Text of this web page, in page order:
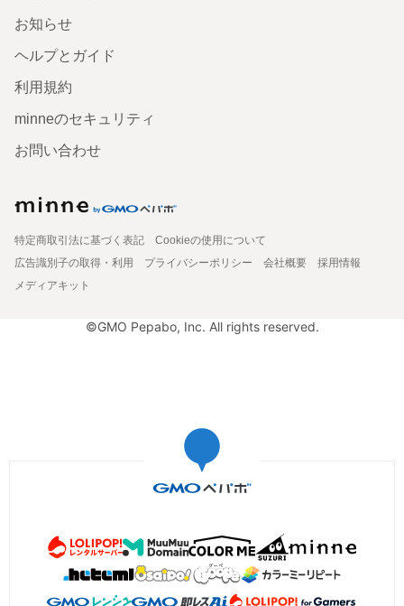
お知らせ
ヘルプとガイド
利用規約
minneのセキュリティ
お問い合わせ
特定商取引法に基づく表記
Cookieの使用について
広告識別子の取得・利用
プライバシーポリシー 会社概要
採用情報
メディアキット
©GMO Pepabo, Inc. All rights reserved.